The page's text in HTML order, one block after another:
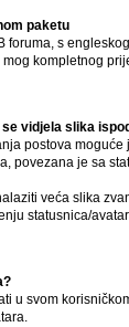
paketu
foruma, s
kompletnog
vidjela slika
postova
povezana je sa
veća slika
statusnica/
u svom